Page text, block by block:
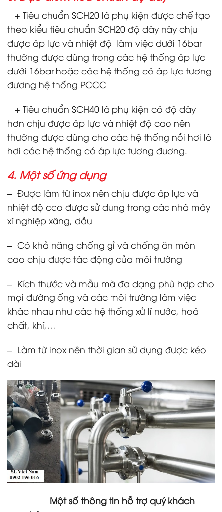
+ Tiêu chuẩn SCH20 là phụ kiện được chế tạo
theo kiểu tiêu chuẩn SCH20 độ dày này chịu
được áp lực và nhiệt độ làm việc dưới 16bar
thường được dùng trong các hệ thống áp lực
dưới 16bar hoặc các hệ thống có áp lực tương
đương hệ thống PCCC
+ Tiêu chuẩn SCH40 là phụ kiện có độ dày
hơn chịu được áp lực và nhiệt độ cao nên
thường được dùng cho các hệ thống nồi hơi lò
hơi các hệ thống có áp lực tương đương.
4. Một số ứng dụng
– Được làm từ inox nên chịu được áp lực và
nhiệt độ cao được sử dụng trong các nhà máy
xí nghiệp xăng, dầu
– Có khả năng chống gỉ và chống ăn mòn
cao chịu được tác động của môi trường
– Kích thước và mẫu mã đa dạng phù hợp cho
mọi đường ống và các môi trường làm việc
khác nhau như các hệ thống xử lí nước, hoá
chất, khí,…
– Làm từ inox nên thời gian sử dụng được kéo
dài
Một số thông tin hỗ trợ quý khách